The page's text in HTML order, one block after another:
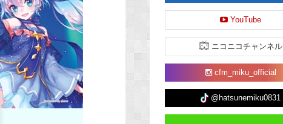
YouTube
ニコニコチャンネル
cfm_miku_official
@hatsunemiku0831